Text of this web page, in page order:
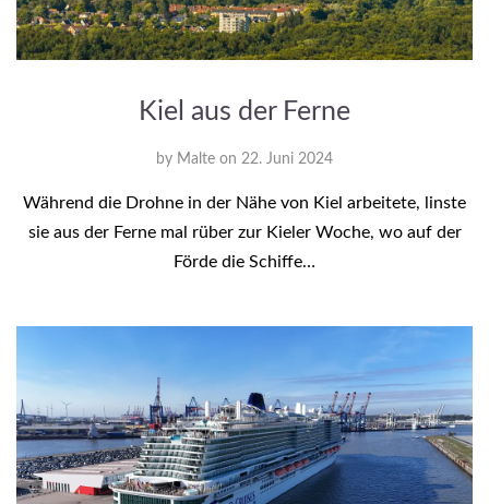
Kiel aus der Ferne
by Malte on 22. Juni 2024
Während die Drohne in der Nähe von Kiel arbeitete, linste
sie aus der Ferne mal rüber zur Kieler Woche, wo auf der
Förde die Schiffe…